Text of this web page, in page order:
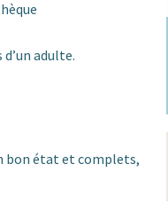
adulte.
bon état et complets,